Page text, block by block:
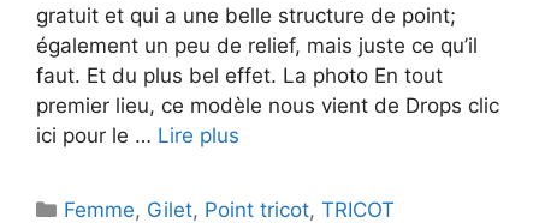
gratuit et qui a une belle structure de point;
également un peu de relief, mais juste ce qu’il
faut. Et du plus bel effet. La photo En tout
premier lieu, ce modèle nous vient de Drops clic
ici pour le … Lire plus
Catégories
Femme, Gilet, Point tricot,TRICOT